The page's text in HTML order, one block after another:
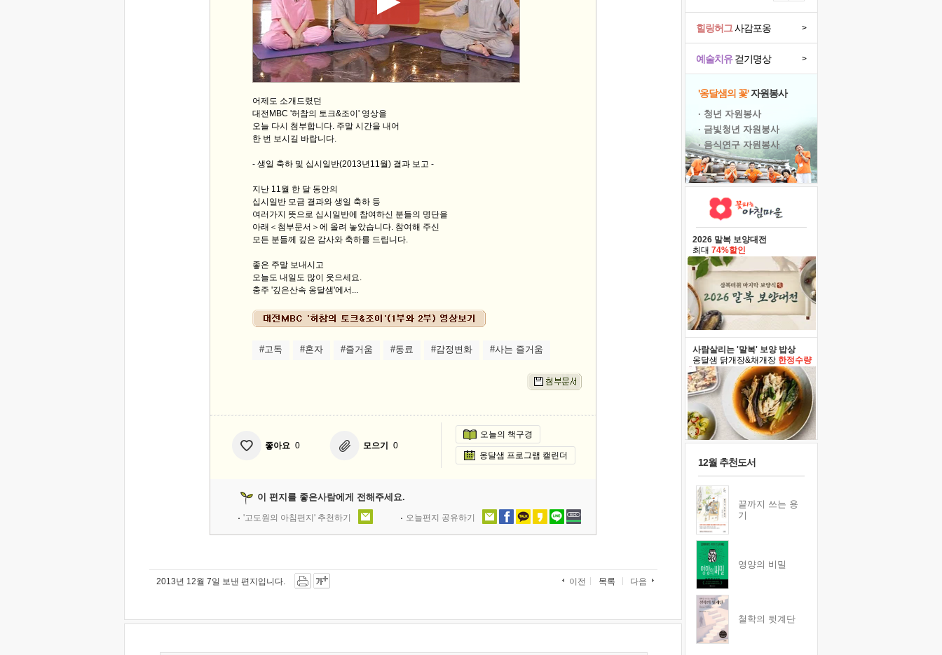
어제도 소개드렸던
대전MBC '허참의 토크&조이' 영상을
오늘 다시 첨부합니다. 주말 시간을 내어
한 번 보시길 바랍니다.
- 생일 축하 및 십시일반(2013년11월) 결과 보고 -
지난 11월 한 달 동안의
십시일반 모금 결과와 생일 축하 등
여러가지 뜻으로 십시일반에 참여하신 분들의 명단을
아래＜첨부문서＞에 올려 놓았습니다. 참여해 주신
모든 분들께 깊은 감사와 축하를 드립니다.
좋은 주말 보내시고
오늘도 내일도 많이 웃으세요.
충주 '깊은산속 옹달샘'에서...
#고독 #혼자 #즐거움 #동료 #감정변화 #사는 즐거움
좋아요 0 모으기 0
오늘의 책구경
옹달샘 프로그램 캘린더
이 편지를 좋은사람에게 전해주세요.
'고도원의 아침편지' 추천하기 오늘편지 공유하기
2013년 12월 7일 보낸 편지입니다. 이전 목록 다음
예술치유걷기명상 >
힐링허그사감포옹 >
'옹달샘의 꽃'자원봉사
· 청년 자원봉사
· 금빛청년 자원봉사
· 음식연구 자원봉사
2026 말복 보양대전
최대 74%할인
사람살리는 '말복' 보양 밥상
옹달샘 닭개장&채개장 한정수량
12월 추천도서
끝까지 쓰는 용
기
영양의 비밀
철학의 뒷계단